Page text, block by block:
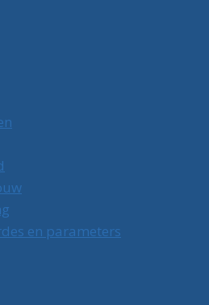
en parameters